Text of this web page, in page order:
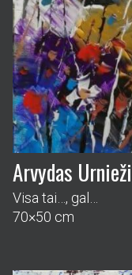
Arvydas
Visa tai…, gal…
70×50 cm